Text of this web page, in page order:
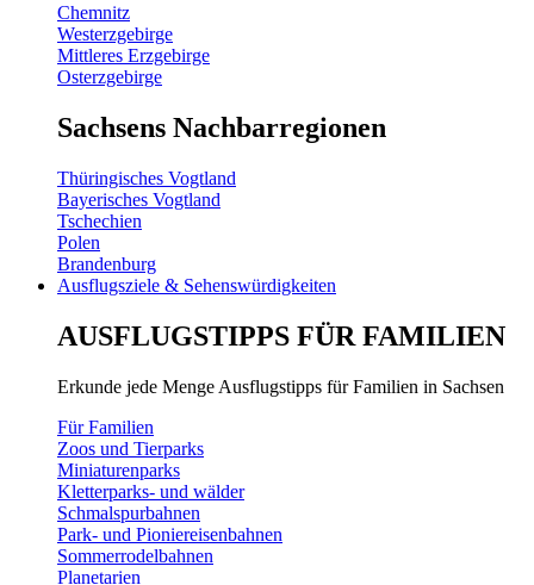
Chemnitz
Westerzgebirge
Mittleres Erzgebirge
Osterzgebirge
Sachsens Nachbarregionen
Thüringisches Vogtland
Bayerisches Vogtland
Tschechien
Polen
Brandenburg
Ausflugsziele & Sehenswürdigkeiten
AUSFLUGSTIPPS FÜR FAMILIEN
Erkunde jede Menge Ausflugstipps für Familien in Sachsen
Für Familien
Zoos und Tierparks
Miniaturenparks
Kletterparks- und wälder
Schmalspurbahnen
Park- und Pioniereisenbahnen
Sommerrodelbahnen
Planetarien